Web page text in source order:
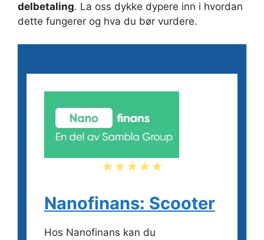
delbetaling. La oss dykke dypere inn i hvordan
dette fungerer og hva du bør vurdere.
★★★★★
Nanofinans: Scooter
Hos Nanofinans kan du